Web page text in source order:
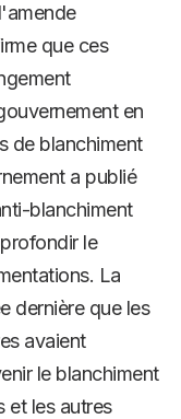
que ces
en
de blanchiment
a publié
blanchiment
le
La
dernière que les
avaient
le blanchiment
et les autres